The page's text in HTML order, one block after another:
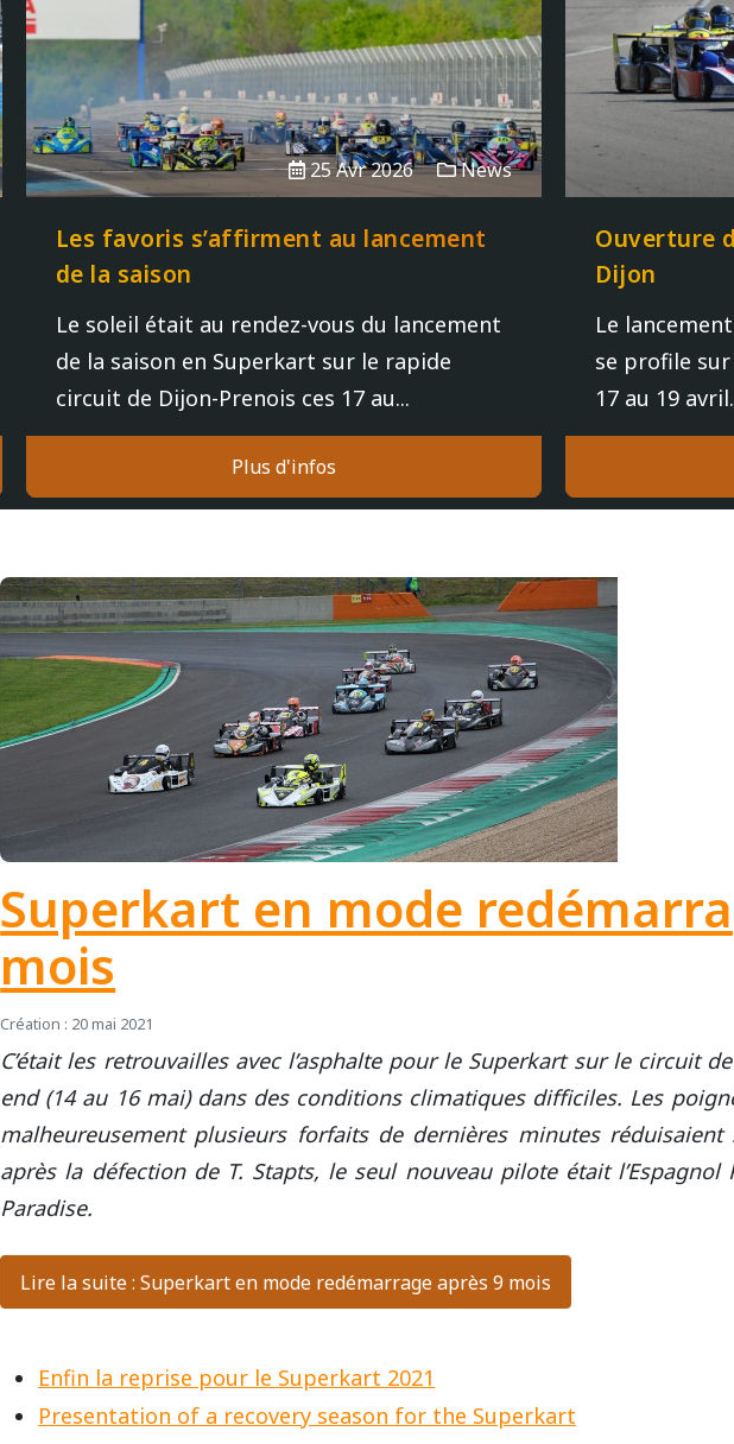
25 Avr 2026 News
Les favoris s’affirment au lancement
de la saison
Le soleil était au rendez-vous du lancement
de la saison en Superkart sur le rapide
circuit de Dijon-Prenois ces 17 au...
Plus d'infos
Ouverture
Dijon
Le
se profile
17 au 19
Superkart en mode
mois
Création : 20 mai 2021
C’était les retrouvailles avec l’asphalte pour le Superkart sur le circuit
end (14 au 16 mai) dans des conditions climatiques difficiles. Les
malheureusement plusieurs forfaits de dernières minutes
après la défection de T. Stapts, le seul nouveau pilote était
Paradise.
Lire la suite : Superkart en mode redémarrage après 9 mois
Enfin la reprise pour le Superkart 2021
Presentation of a recovery season for the Superkart